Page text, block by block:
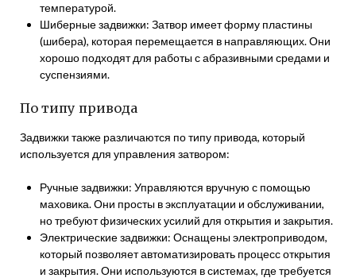
температурой.
Шиберные задвижки: Затвор имеет форму пластины
(шибера), которая перемещается в направляющих. Они
хорошо подходят для работы с абразивными средами и
суспензиями.
По типу привода
Задвижки также различаются по типу привода, который
используется для управления затвором:
Ручные задвижки: Управляются вручную с помощью
маховика. Они просты в эксплуатации и обслуживании,
но требуют физических усилий для открытия и закрытия.
Электрические задвижки: Оснащены электроприводом,
который позволяет автоматизировать процесс открытия
и закрытия. Они используются в системах, где требуется